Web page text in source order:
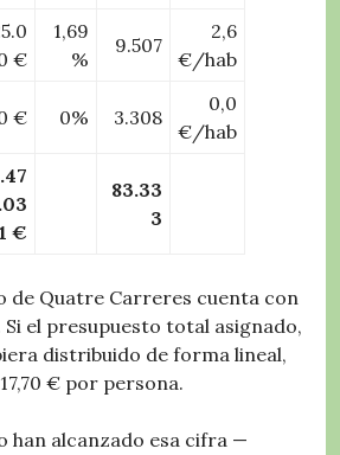
€
1,69
%
9.507
2,6
€/hab
€ 0% 3.308
0,0
€/hab
1 €
83.33
3
de Quatre Carreres cuenta con
Si el presupuesto total asignado,
distribuido de forma lineal,
€ por persona.
han alcanzado esa cifra —